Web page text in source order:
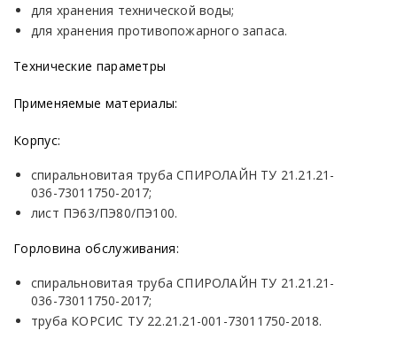
для хранения технической воды;
для хранения противопожарного запаса.
Технические параметры
Применяемые материалы:
Корпус:
спиральновитая труба СПИРОЛАЙН ТУ 21.21.21-
036-73011750-2017;
лист ПЭ63/ПЭ80/ПЭ100.
Горловина обслуживания:
спиральновитая труба СПИРОЛАЙН ТУ 21.21.21-
036-73011750-2017;
труба КОРСИС ТУ 22.21.21-001-73011750-2018.